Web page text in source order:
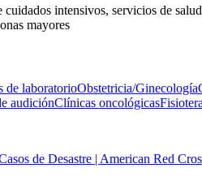
intensivos, servicios de
mayores
de laboratorioObstetricia/Ginecología
audiciónClínicas oncológicas
de Desastre | American Red